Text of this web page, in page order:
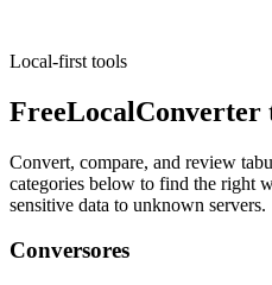
Local-first tools
Convert, compare, and review
categories below to find the right
sensitive data to unknown servers.
Conversores